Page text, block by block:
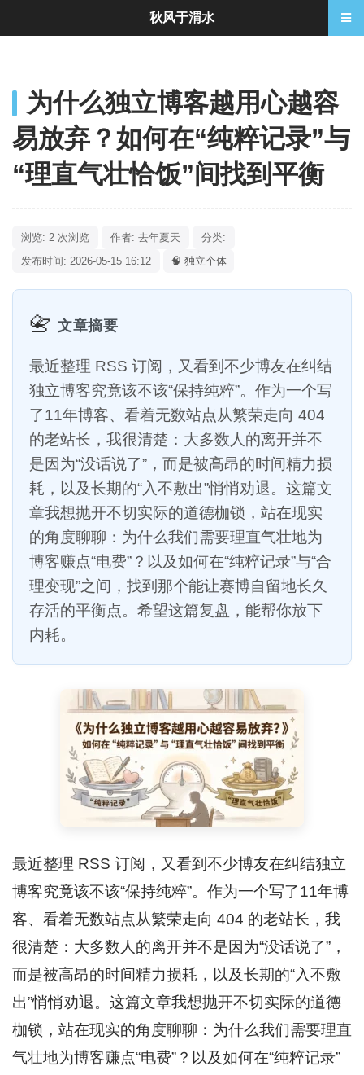
为什么独立博客越用心越容
易放弃？如何在“纯粹记录”与
“理直气壮恰饭”间找到平衡
浏览: 2 次浏览 作者: 去年夏天
分类:
发布时间: 2026-05-15 16:12
🧠 独立个体
📇 文章摘要
最近整理 RSS 订阅，又看到不少博友在纠结
独立博客究竟该不该“保持纯粹”。作为一个写
了11年博客、看着无数站点从繁荣走向 404
的老站长，我很清楚：大多数人的离开并不
是因为“没话说了”，而是被高昂的时间精力损
耗，以及长期的“入不敷出”悄悄劝退。这篇文
章我想抛开不切实际的道德枷锁，站在现实
的角度聊聊：为什么我们需要理直气壮地为
博客赚点“电费”？以及如何在“纯粹记录”与“合
理变现”之间，找到那个能让赛博自留地长久
存活的平衡点。希望这篇复盘，能帮你放下
内耗。
最近整理 RSS 订阅，又看到不少博友在纠结独立
博客究竟该不该“保持纯粹”。作为一个写了11年博
客、看着无数站点从繁荣走向 404 的老站长，我
很清楚：大多数人的离开并不是因为“没话说了”，
而是被高昂的时间精力损耗，以及长期的“入不敷
出”悄悄劝退。这篇文章我想抛开不切实际的道德
枷锁，站在现实的角度聊聊：为什么我们需要理直
气壮地为博客赚点“电费”？以及如何在“纯粹记录”
秋风于渭水